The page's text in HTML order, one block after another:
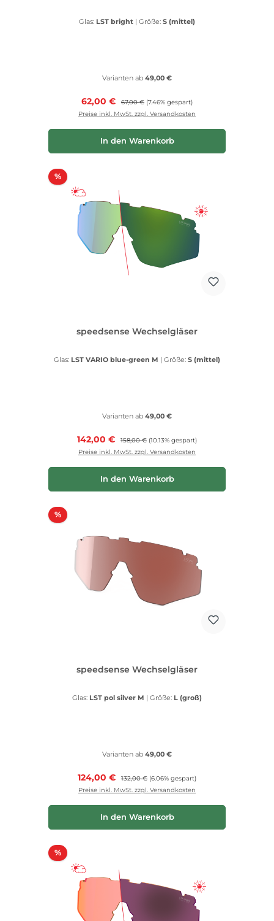
Glas: LST bright | Größe: S (mittel)
Varianten ab 49,00 €
Verkaufspreis:
62,00 € Regulärer Preis:
67,00 € (7.46% gespart)
Preise inkl. MwSt. zzgl. Versandkosten
In den Warenkorb
%Rabatt
speedsense Wechselgläser
Glas: LST VARIO blue-green M | Größe: S (mittel)
Varianten ab 49,00 €
Verkaufspreis:
142,00 € Regulärer Preis:
158,00 € (10.13% gespart)
Preise inkl. MwSt. zzgl. Versandkosten
In den Warenkorb
%Rabatt
speedsense Wechselgläser
Glas: LST pol silver M | Größe: L (groß)
Varianten ab 49,00 €
Verkaufspreis:
124,00 € Regulärer Preis:
132,00 € (6.06% gespart)
Preise inkl. MwSt. zzgl. Versandkosten
In den Warenkorb
%Rabatt